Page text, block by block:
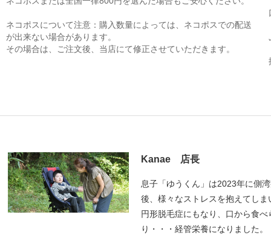
ネコポスについて注意：購入数量によっては、ネコポスでの配送
が出来ない場合があります。
その場合は、ご注文後、当店にて修正させていただきます。
Kanae 店長
息子「ゆうくん」は2023年に側
後、様々なストレスを抱えてしま
円形脱毛症にもなり、口から食べ
り・・・経管栄養になりました。